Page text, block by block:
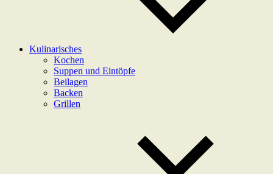
Kulinarisches
Kochen
Suppen und Eintöpfe
Beilagen
Backen
Grillen